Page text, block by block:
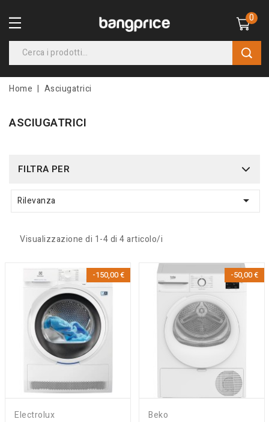
0
Home Asciugatrici
ASCIUGATRICI
FILTRA PER
Rilevanza 
Visualizzazione di 1-4 di 4 articolo/i
Electrolux
-150,00 €
Beko
-50,00 €